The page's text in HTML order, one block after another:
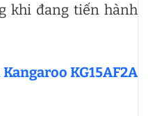
khi đang tiến hành
KG15AF2A